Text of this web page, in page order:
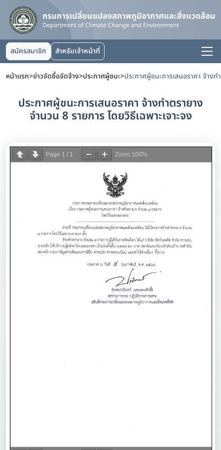
สมัครสมาชิก สำหรับเจ้าหน้าที่
หน้าแรก>ข่าวจัดซื้อจัดจ้าง>ประกาศผู้ชนะ>
ประกาศผู้ชนะการเสนอราคา จ้างทำตรายาง
จำนวน 8 รายการ โดยวิธีเฉพาะเจาะจง
Page 1 / 1 Zoom 100%